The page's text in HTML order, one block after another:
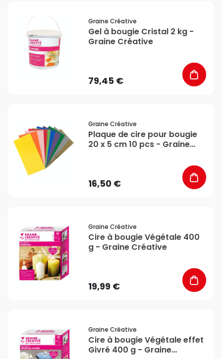
Graine Créative
Gel à bougie Cristal 2 kg -
Graine Créative
79,45 €
Graine Créative
Plaque de cire pour bougie
20 x 5 cm 10 pcs - Graine
16,50 €
Graine Créative
Cire à bougie Végétale 400
g - Graine Créative
19,99 €
Graine Créative
Cire à bougie Végétale effet
Givré 400 g - Graine